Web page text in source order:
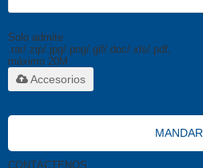
Solo admite
.rar/.zip/.jpg/.png/.gif/.doc/.xls/.pdf,
máximo 20M
Accesorios
MANDAR
CONTÁCTENOS